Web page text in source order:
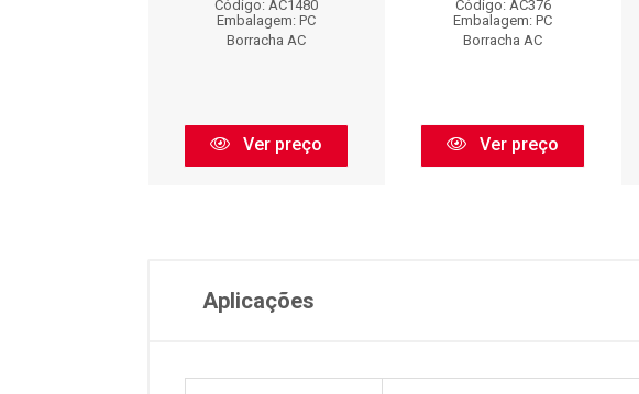
Código: AC1480
Embalagem: PC
Borracha AC
Ver preço
Código: AC376
Embalagem: PC
Borracha AC
Ver preço
Aplicações